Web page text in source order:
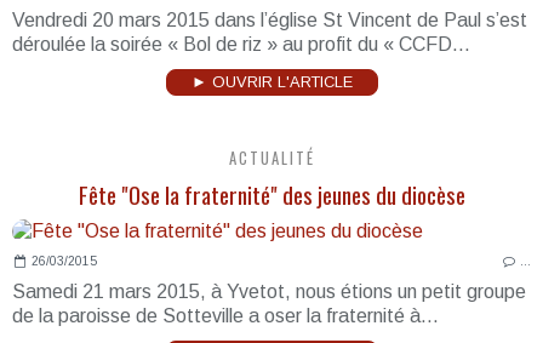
Vendredi 20 mars 2015 dans l’église St Vincent de Paul s’est
déroulée la soirée « Bol de riz » au profit du « CCFD...
► OUVRIR L'ARTICLE
ACTUALITÉ
Fête "Ose la fraternité" des jeunes du diocèse
26/03/2015
Samedi 21 mars 2015, à Yvetot, nous étions un petit groupe
de la paroisse de Sotteville a oser la fraternité à...